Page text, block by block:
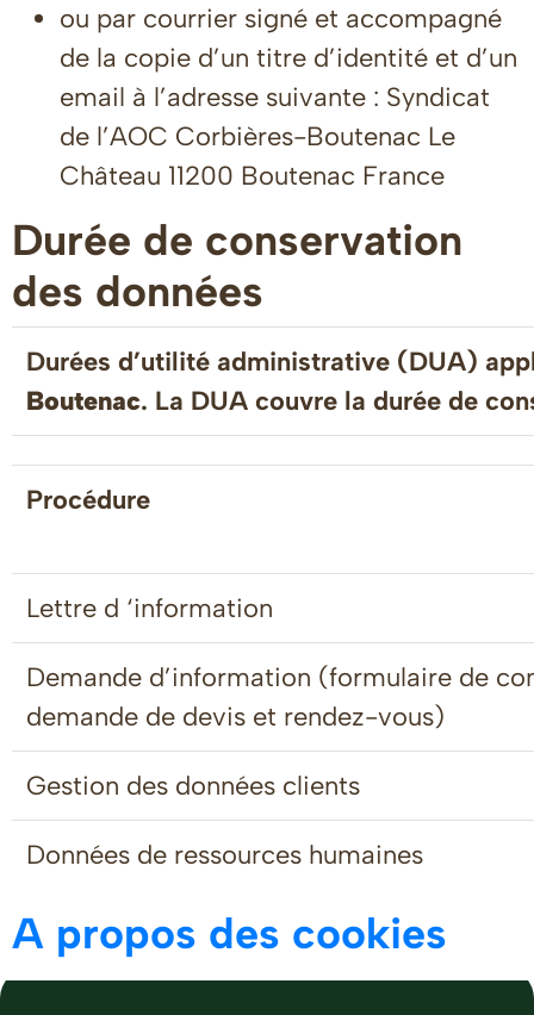
ou par courrier signé et accompagné
de la copie d’un titre d’identité et d’un
email à l’adresse suivante : Syndicat
de l’AOC Corbières-Boutenac Le
Château 11200 Boutenac France
Durée de conservation
des données
Durées d’utilité administrative (DUA)
Boutenac. La DUA couvre la durée de
Procédure
Lettre d ‘information
Demande d’information (formulaire de
demande de devis et rendez-vous)
Gestion des données clients
Données de ressources humaines
A propos des cookies